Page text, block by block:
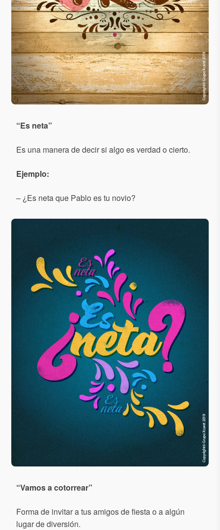
“Es neta”
Es una manera de decir si algo es verdad o cierto.
Ejemplo:
– ¿Es neta que Pablo es tu novio?
“Vamos a cotorrear”
Forma de invitar a tus amigos de fiesta o a algún
lugar de diversión.